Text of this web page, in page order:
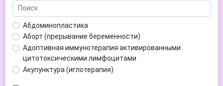
Аденома простаты
Аденома щитовидной железы
Аденомиоз
Адентия
Азооспермия
Акне (угри)
Алкоголизм
Абдоминопластика
Аборт (прерывание беременности)
Адоптивная иммунотерапия активированными
цитотоксическими лимфоцитами
Акупунктура (иглотерапия)